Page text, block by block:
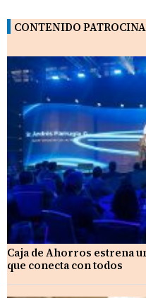
CONTENIDO
Caja de Ahorros estrena
que conecta con todos